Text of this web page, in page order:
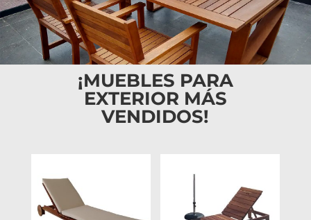
¡MUEBLES PARA
EXTERIOR MÁS
VENDIDOS!